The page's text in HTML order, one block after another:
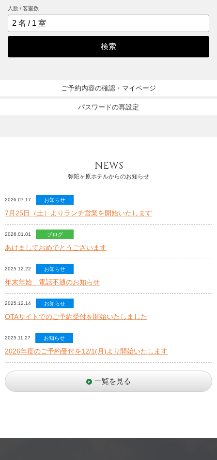
人数 / 客室数
検索
ご予約内容の確認・マイページ
パスワードの再設定
NEWS
弥陀ヶ原ホテルからのお知らせ
2026.07.17 お知らせ
7月25日（土）よりランチ営業を開始いたします
2026.01.01 ブログ
あけましておめでとうございます
2025.12.22 お知らせ
年末年始 電話不通のお知らせ
2025.12.14 お知らせ
OTAサイトでのご予約受付を開始いたしました
2025.11.27 お知らせ
2026年度のご予約受付を12/1(月)より開始いたします
一覧を見る